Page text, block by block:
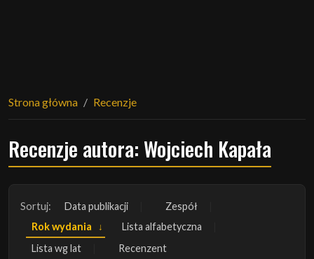
Strona główna Recenzje
Recenzje autora: Wojciech Kapała
Sortuj: Data publikacji
Zespół
Rok wydania
Lista alfabetyczna
Lista wg lat
Recenzent